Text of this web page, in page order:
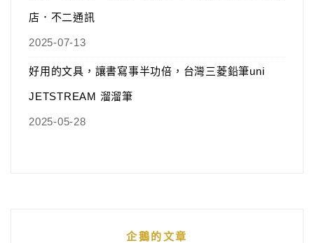
店．不二通訊
2025-07-13
好用的文具，讓書寫事半功倍，台灣三菱鉛筆uni
JETSTREAM 溜溜筆
2025-05-28
企鵝的文章